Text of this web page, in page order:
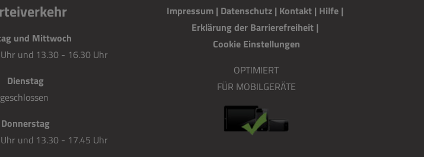
und Mittwoch
und 13.30 - 16.30 Uhr
Dienstag
geschlossen
Donnerstag
und 13.30 - 17.45 Uhr
Impressum | Datenschutz | Kontakt | Hilfe |
Erklärung der Barrierefreiheit |
Cookie Einstellungen
OPTIMIERT
FÜR MOBILGERÄTE